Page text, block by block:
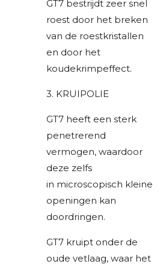
GT7 bestrijdt zeer snel
roest door het breken
van de roestkristallen
en door het
koudekrimpeffect.
3. KRUIPOLIE
GT7 heeft een sterk
penetrerend
vermogen, waardoor
deze zelfs
in microscopisch kleine
openingen kan
doordringen.
GT7 kruipt onder de
oude vetlaag, waar het